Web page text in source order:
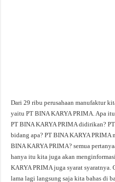
Dari 29 ribu perusahaan manufaktur
yaitu PT BINA KARYA PRIMA. Apa
PT BINA KARYA PRIMA didirikan?
bidang apa? PT BINA KARYA PRIMA
BINA KARYA PRIMA? semua
hanya itu kita juga akan
KARYA PRIMA juga syarat syaratnya.
lama lagi langsung saja kita bahas di